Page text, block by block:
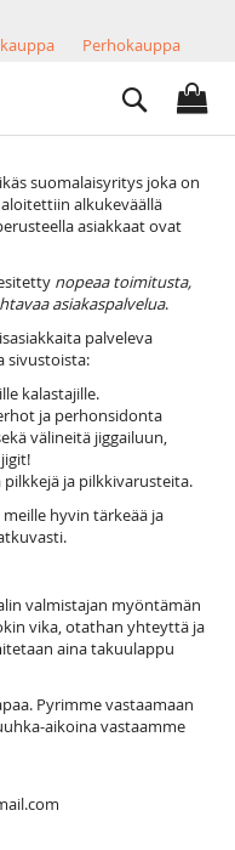
Perhokauppa
Search
suomalaisyritys joka on
alkukeväällä
asiakkaat ovat
nopeaa toimitusta,
asiakaspalvelua.
palveleva
sivustoista:
kalastajille.
ja perhonsidonta
välineitä jiggailuun,
ja pilkkivarusteita.
hyvin tärkeää ja
valmistajan myöntämän
vika, otathan yhteyttä ja
aina takuulappu
Pyrimme vastaamaan
aikoina vastaamme